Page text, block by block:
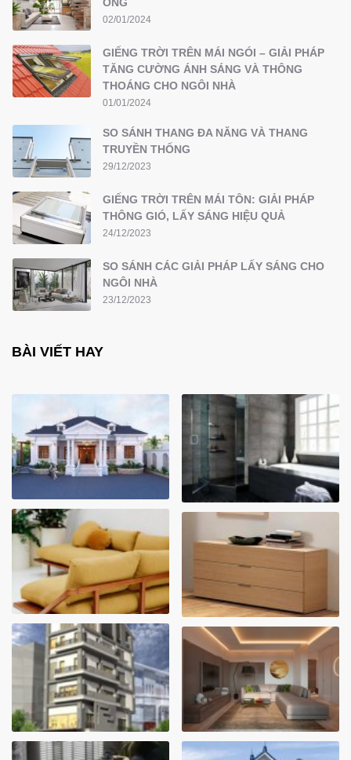
02/01/2024
GIẾNG TRỜI TRÊN MÁI NGÓI – GIẢI PHÁP
TĂNG CƯỜNG ÁNH SÁNG VÀ THÔNG
THOÁNG CHO NGÔI NHÀ
01/01/2024
SO SÁNH THANG ĐA NĂNG VÀ THANG
TRUYỀN THỐNG
29/12/2023
GIẾNG TRỜI TRÊN MÁI TÔN: GIẢI PHÁP
THÔNG GIÓ, LẤY SÁNG HIỆU QUẢ
24/12/2023
SO SÁNH CÁC GIẢI PHÁP LẤY SÁNG CHO
NGÔI NHÀ
23/12/2023
BÀI VIẾT HAY